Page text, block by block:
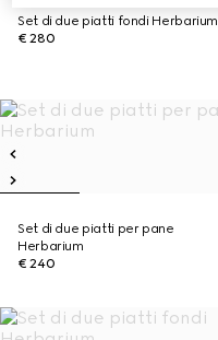
Set di due piatti fondi Herbarium
€ 280
Set di due piatti per pane
Herbarium
€ 240